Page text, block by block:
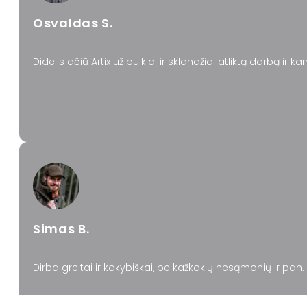
Osvaldas S.
Didelis ačiū Artix už puikiai ir sklandžiai atliktą darbą ir
Simas B.
Dirba greitai ir kokybiškai, be kažkokių nesąmonių ir